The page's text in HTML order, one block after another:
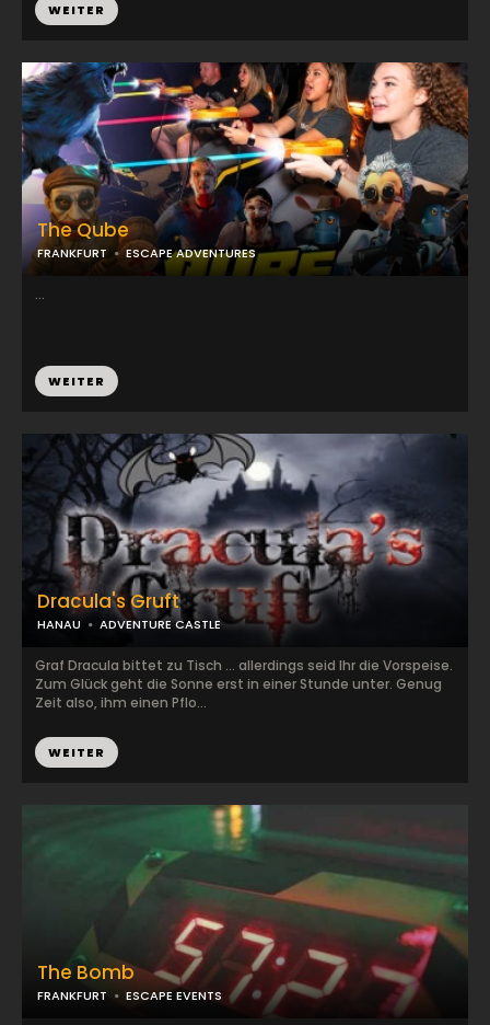
WEITER
Dracula's Gruft
HANAU ADVENTURE CASTLE
Graf Dracula bittet zu Tisch ... allerdings seid Ihr die Vorspeise.
Zum Glück geht die Sonne erst in einer Stunde unter. Genug
Zeit also, ihm einen Pflo...
WEITER
The Qube
FRANKFURT ESCAPE ADVENTURES
...
WEITER
The Bomb
FRANKFURT ESCAPE EVENTS